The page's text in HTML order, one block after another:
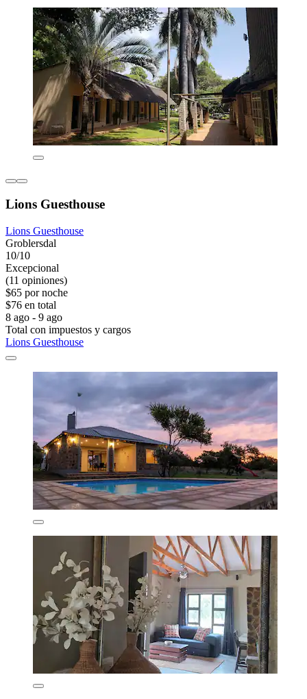
Lions Guesthouse
Lions Guesthouse
Groblersdal
10/10
Excepcional
(11 opiniones)
$65 por noche
$76 en total
8 ago - 9 ago
Total con impuestos y cargos
Lions Guesthouse